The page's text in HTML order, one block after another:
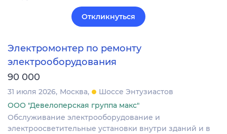
Откликнуться
Электромонтер по ремонту
электрооборудования
90 000
31 июля 2026 Москва
Шоссе Энтузиастов
ООО "Девелоперская группа макс"
Обслуживание электрооборудование и
электроосветительные установки внутри зданий и в